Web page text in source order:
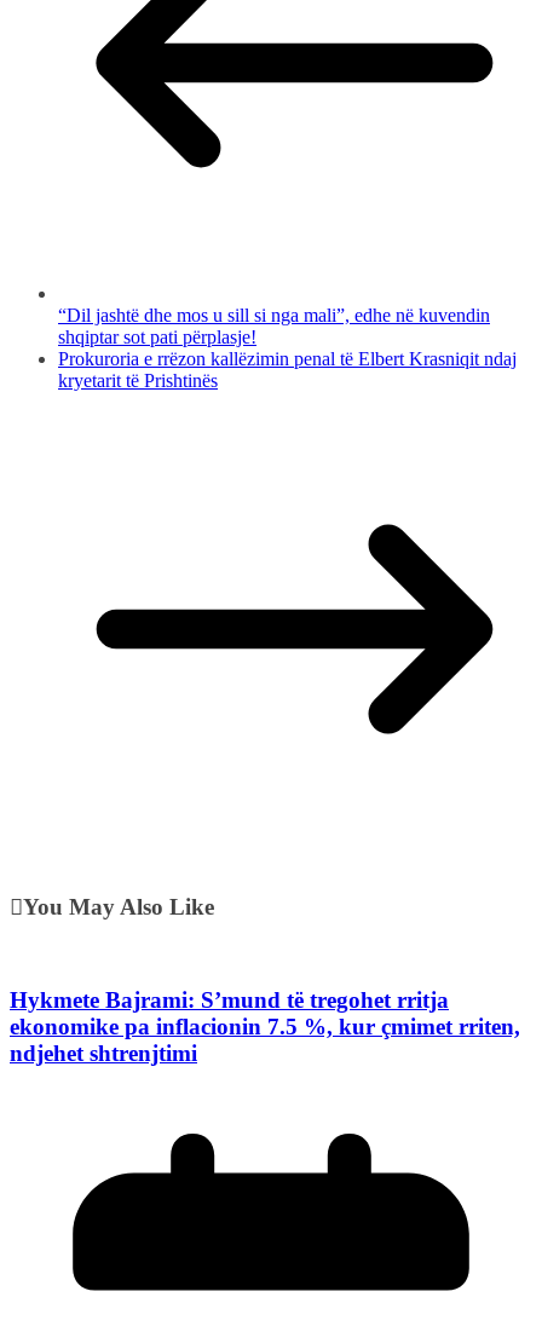
“Dil jashtë dhe mos u sill si nga mali”, edhe në kuvendin
shqiptar sot pati përplasje!
Prokuroria e rrëzon kallëzimin penal të Elbert Krasniqit ndaj
kryetarit të Prishtinës
You May Also Like
Hykmete Bajrami: S’mund të tregohet rritja
ekonomike pa inflacionin 7.5 %, kur çmimet rriten,
ndjehet shtrenjtimi